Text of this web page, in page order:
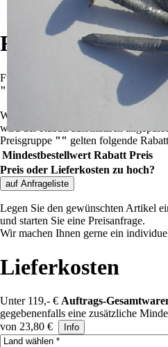
Päffgen (Handelsware)
Rabatte
Für die Summe aller Artikel
""
Wenn Sie weitere Artikel dieser
wird der Rabatt automatisch
Preisgruppe "" gelten folgende
Mindestbestellwert Rabatt Preis
Preis oder Lieferkosten zu hoch?
auf Anfrageliste
Legen Sie den gewünschten Artikel
und starten Sie eine Preisanfrage.
Wir machen Ihnen gerne ein
Lieferkosten
Unter 119,- € Auftrags-
gegebenenfalls eine zusätzliche
von 23,80 €
Info
Land auswählen